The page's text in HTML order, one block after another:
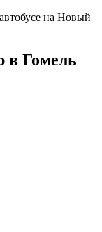
в Гомель